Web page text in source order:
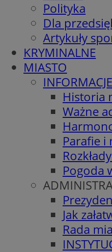
Polityka
Dla
Artykuły
KRYMINALNE
MIASTO
Historia
Ważne
Parafie i
Pogoda
Jak
Rada